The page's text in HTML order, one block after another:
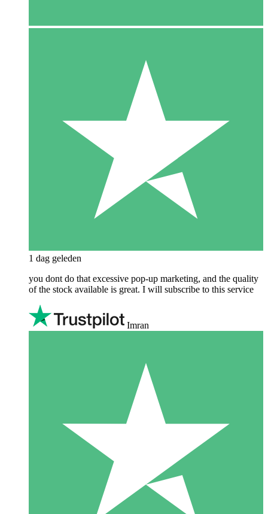
1 dag geleden
you dont do that excessive pop-up marketing, and the quality
of the stock available is great. I will subscribe to this service
Imran